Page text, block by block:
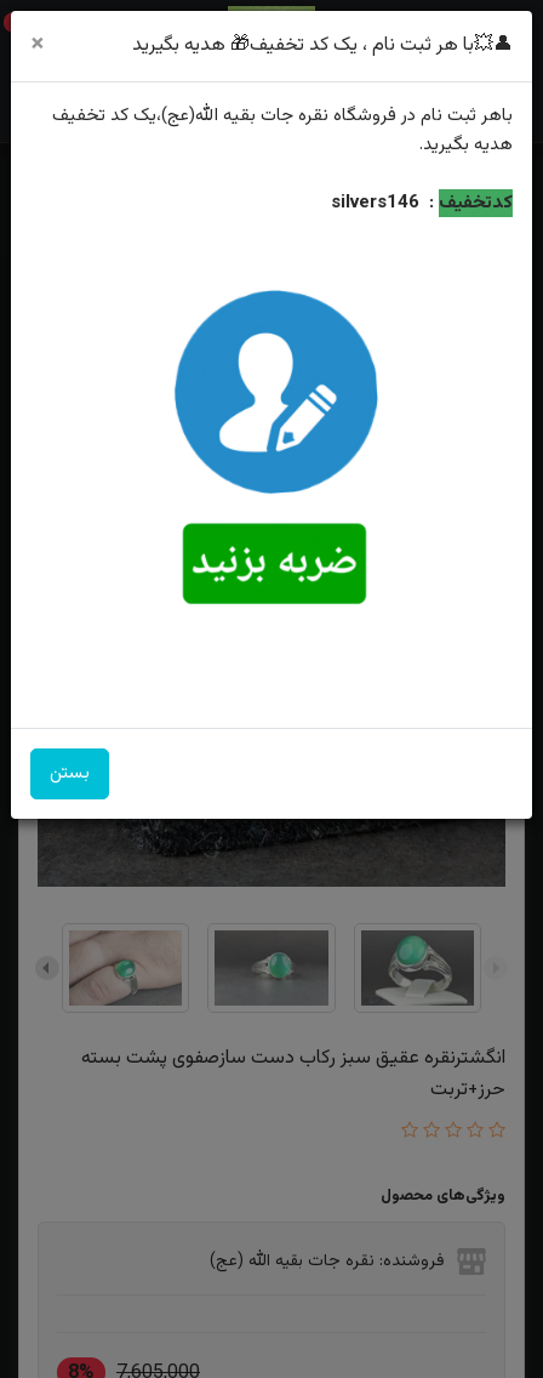
0
خانه
فهرست محصولات
انگشترنقره عقیق سبز رکاب دست سازصفوی پشت بسته حرز+تربت
انگشترنقره عقیق سبز رکاب دست سازصفوی پشت بسته
حرز+تربت
ویژگی‌های محصول
فروشنده: نقره جات بقیه الله (عج)
👤💥با هر ثبت نام ، یک کد تخفیف🎁 هدیه بگیرید ×
باهر ثبت نام در فروشگاه نقره جات بقیه الله(عج)،یک کد تخفیف
هدیه بگیرید.
کدتخفیف :
silvers146
بستن